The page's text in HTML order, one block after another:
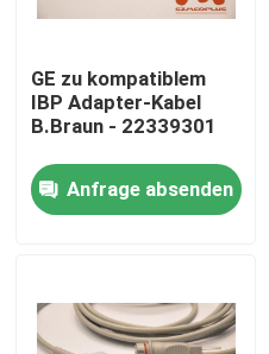
Startseite
GE zu kompatiblem
IBP Adapter-Kabel
B.Braun - 22339301
Anfrage absenden